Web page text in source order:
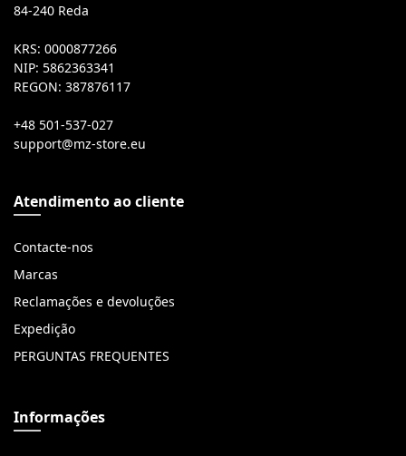
84-240 Reda
KRS: 0000877266
NIP: 5862363341
REGON: 387876117
+48 501-537-027
Atendimento ao cliente
Contacte-nos
Marcas
Reclamações e devoluções
Expedição
PERGUNTAS FREQUENTES
Informações